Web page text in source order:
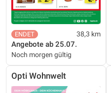
38,3 km
Angebote ab 25.07.
Noch morgen gültig
Opti Wohnwelt